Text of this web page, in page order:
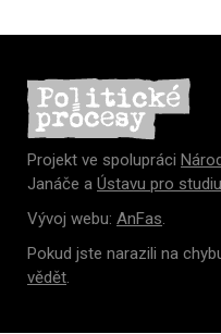
Projekt ve spolupráci
Janáče a Ústavu pro
Vývoj webu: AnFas.
Pokud jste narazili na
vědět.